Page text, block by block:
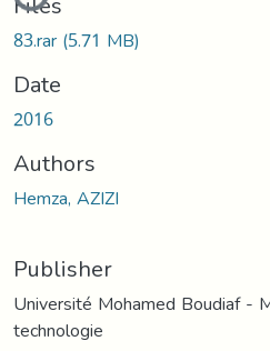
83.rar(5.71 MB)
Date
2016
Authors
Hemza, AZIZI
Publisher
Université Mohamed Boudiaf -
technologie